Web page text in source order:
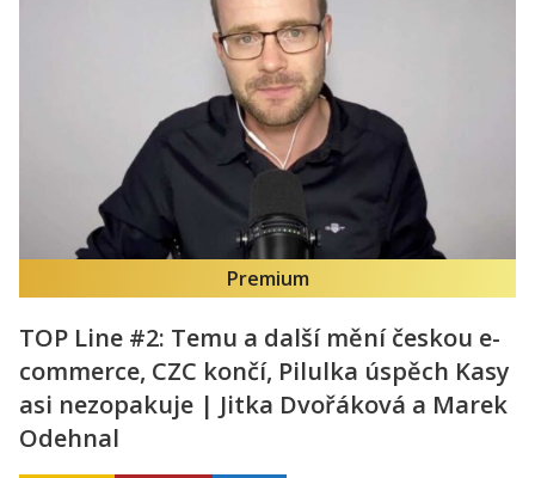
Premium
TOP Line #2: Temu a další mění českou e-
commerce, CZC končí, Pilulka úspěch Kasy
asi nezopakuje | Jitka Dvořáková a Marek
Odehnal